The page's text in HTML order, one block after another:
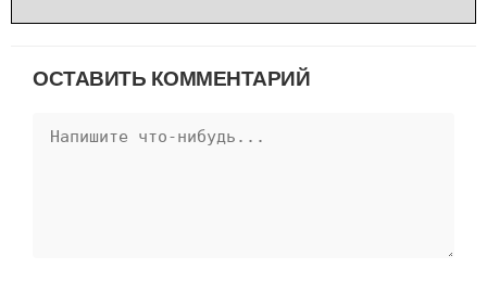
ОСТАВИТЬ КОММЕНТАРИЙ